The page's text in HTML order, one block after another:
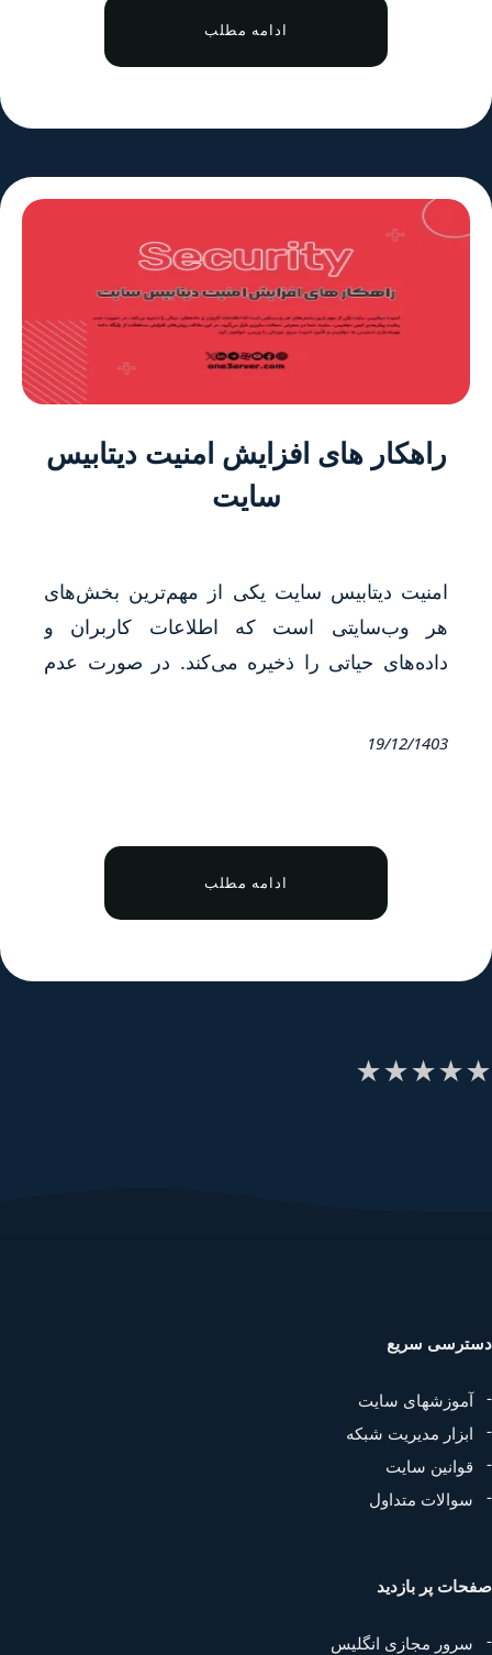
ادامه مطلب
راهکار های افزایش امنیت دیتابیس
سایت
امنیت دیتابیس سایت یکی از مهم‌ترین بخش‌های
هر وب‌سایتی است که اطلاعات کاربران و
داده‌های حیاتی را ذخیره می‌کند. در صورت عدم
19/12/1403
ادامه مطلب
★
★
★
★
سریع
آموزشهای سایت
ابزار مدیریت شبکه
قوانین سایت
سوالات متداول
پر بازدید
سرور مجازی انگلیس